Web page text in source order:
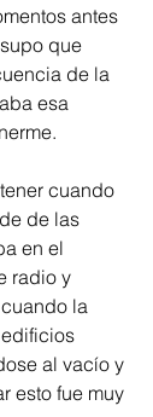
antes
que
de la
esa
cuando
de las
en el
radio y
la
al vacío y
esto fue muy